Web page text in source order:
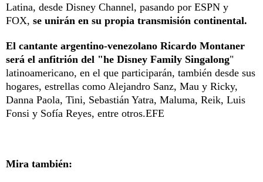
Latina, desde Disney Channel, pasando por ESPN y
FOX, se unirán en su propia transmisión continental.
El cantante argentino-venezolano Ricardo Montaner
será el anfitrión del "he Disney Family Singalong"
latinoamericano, en el que participarán, también desde sus
hogares, estrellas como Alejandro Sanz, Mau y Ricky,
Danna Paola, Tini, Sebastián Yatra, Maluma, Reik, Luis
Fonsi y Sofía Reyes, entre otros.EFE
Mira también: